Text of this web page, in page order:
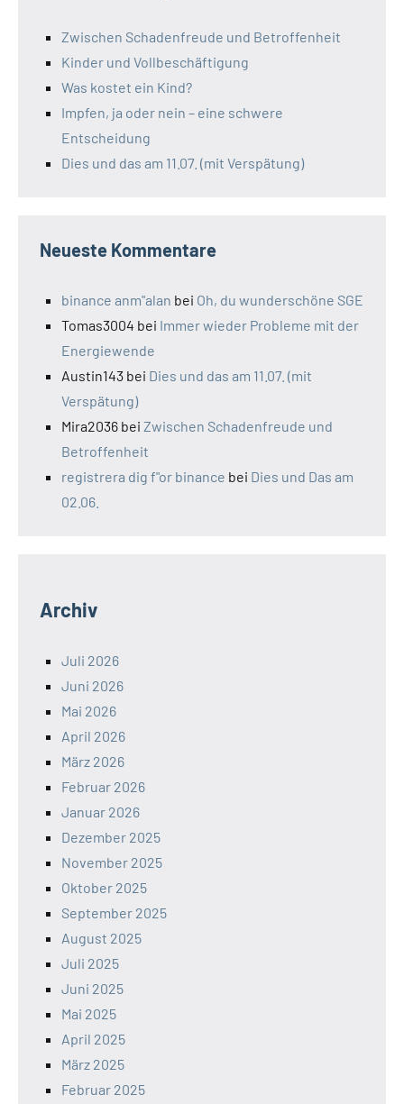
Zwischen Schadenfreude und Betroffenheit
Kinder und Vollbeschäftigung
Was kostet ein Kind?
Impfen, ja oder nein – eine schwere
Entscheidung
Dies und das am 11.07. (mit Verspätung)
Neueste Kommentare
binance anm"alan bei Oh, du wunderschöne SGE
Tomas3004 bei Immer wieder Probleme mit der
Energiewende
Austin143 bei Dies und das am 11.07. (mit
Verspätung)
Mira2036 bei Zwischen Schadenfreude und
Betroffenheit
registrera dig f"or binance bei Dies und Das am
02.06.
Archiv
Juli 2026
Juni 2026
Mai 2026
April 2026
März 2026
Februar 2026
Januar 2026
Dezember 2025
November 2025
Oktober 2025
September 2025
August 2025
Juli 2025
Juni 2025
Mai 2025
April 2025
März 2025
Februar 2025